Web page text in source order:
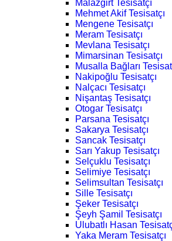
Malazgirt Tesisatçı
Mehmet Akif Tesisatçı
Mengene Tesisatçı
Meram Tesisatçı
Mevlana Tesisatçı
Mimarsinan Tesisatçı
Musalla Bağları
Nakipoğlu Tesisatçı
Nalçacı Tesisatçı
Nişantaş Tesisatçı
Otogar Tesisatçı
Parsana Tesisatçı
Sakarya Tesisatçı
Sancak Tesisatçı
Sarı Yakup Tesisatçı
Selçuklu Tesisatçı
Selimiye Tesisatçı
Selimsultan Tesisatçı
Sille Tesisatçı
Şeker Tesisatçı
Şeyh Şamil Tesisatçı
Ulubatlı Hasan
Yaka Meram Tesisatçı